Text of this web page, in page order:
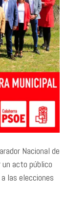
Nacional de
un acto público
a las elecciones